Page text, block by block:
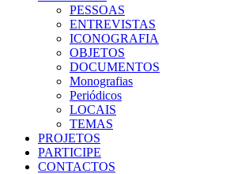
PESSOAS
ENTREVISTAS
ICONOGRAFIA
OBJETOS
DOCUMENTOS
Monografias
Periódicos
LOCAIS
TEMAS
PROJETOS
PARTICIPE
CONTACTOS